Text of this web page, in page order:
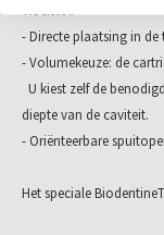
berusten op een
vandaar is een
mixer.
Biodentine XP,
eenvoudige
Inhoud starterkit:
vloeistof.
- Directe plaatsing in
- Volumekeuze: de
U kiest zelf de
diepte van de caviteit.
- Oriënteerbare
Het speciale